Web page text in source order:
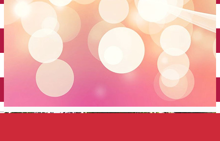
English
Închirieri auto
Închirieri de biciclete